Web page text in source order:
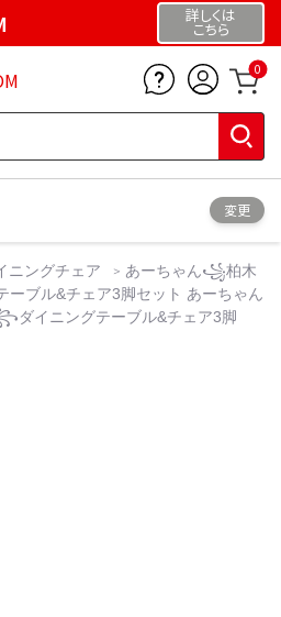
詳しくは
こちら
0
変更
ニングチェア
あーちゃん꧁柏木
ブル&チェア3脚セット あーちゃん
イニングテーブル&チェア3脚